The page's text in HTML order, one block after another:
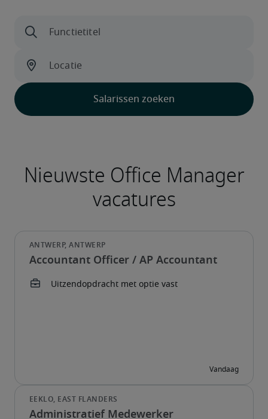
Accountant Officer / AP Accountant
Administratief Medewerker